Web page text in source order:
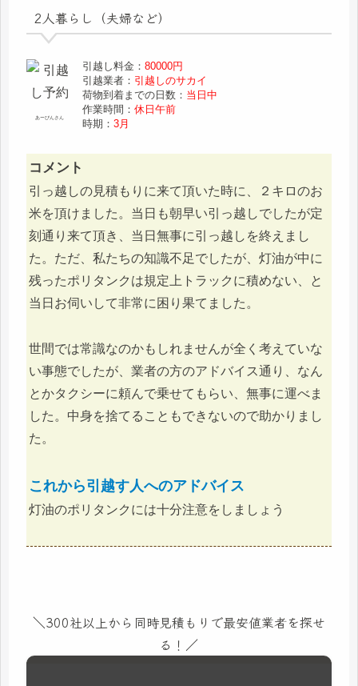
2人暮らし（夫婦など）
あーぴんさん
引越し料金：80000円
引越業者： 引越しのサカイ
荷物到着までの日数： 当日中
作業時間：休日午前
時期：3月
コメント
引っ越しの見積もりに来て頂いた時に、２キロのお
米を頂けました。当日も朝早い引っ越しでしたが定
刻通り来て頂き、当日無事に引っ越しを終えまし
た。ただ、私たちの知識不足でしたが、灯油が中に
残ったポリタンクは規定上トラックに積めない、と
当日お伺いして非常に困り果てました。
世間では常識なのかもしれませんが全く考えていな
い事態でしたが、業者の方のアドバイス通り、なん
とかタクシーに頼んで乗せてもらい、無事に運べま
した。中身を捨てることもできないので助かりまし
た。
これから引越す人へのアドバイス
灯油のポリタンクには十分注意をしましょう
＼300社以上から同時見積もりで最安値業者を探せ
る！／